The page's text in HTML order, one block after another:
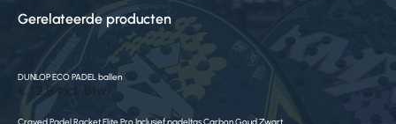
Gerelateerde producten
DUNLOP ECO PADEL ballen
€ 12.9 incl. btw
Craved Padel Racket Elite Pro Inclusief padeltas Carbon Goud Zwart